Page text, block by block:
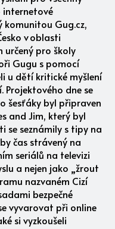
internetové
komunitou Gug.cz,
v oblasti
pro školy
Gugu s pomocí
u dětí kritické myšlení
dne se
šesťáky byl připraven
and Jim, který byl
se seznámily s tipy na
čas strávený na
seriálů na televizi
a nejen jako „žrout
nazvaném Cizí
bezpečné
vyvarovat při online
si vyzkoušeli